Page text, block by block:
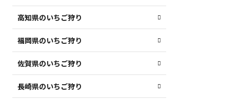
高知県のいちご狩り
福岡県のいちご狩り
佐賀県のいちご狩り
長崎県のいちご狩り